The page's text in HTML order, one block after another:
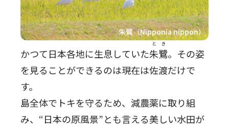
かつて日本各地に生息していた朱鷺
とき
。その姿
を見ることができるのは現在は佐渡だけで
す。
島全体でトキを守るため、減農薬に取り組
み、“日本の原風景”とも言える美しい水田が